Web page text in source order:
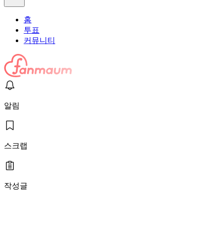
홈
투표
커뮤니티
알림
스크랩
작성글